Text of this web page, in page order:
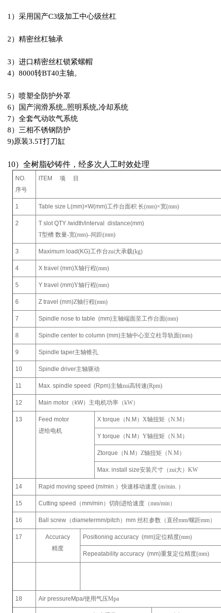
1 ）采用国产C3级加工中心级丝杠
2）精密丝杠轴承
3）进口精密丝杠锁紧螺帽
4）8000转BT40主轴。
5）喷塑全防护外罩
6）国产润滑系统,,照明系统,冷却系统
7）全套气动吹气系统
8）三相不锈钢防护
9)原装3.5T打刀缸
10）全树脂砂铸件，经多次人工时效处理
NO.
序号
ITEM 项 目
1 Table size L(mm)×W(mm)工作台面积 长(mm)×宽(mm)
2
T slot QTY /width/interval distance(mm)
T型槽 数量-宽(mm)–间距(mm)
3 Maximum load(KG)工作台zui大承载(kg)
4 X travel (mm)X轴行程(mm)
5 Y travel (mm)Y轴行程(mm)
6 Z travel (mm)Z轴行程(mm)
7 Spindle nose to table (mm)主轴端面至工作台面(mm)
8 Spindle center to column (mm)主轴中心至立柱导轨面(mm)
9 Spindle taper主轴锥孔
10 Spindle driver主轴驱动
11 Max. spindle speed (Rpm)主轴zui高转速(Rpm)
12 Main motor（ kW）主电机功率（kW）
13
Feed motor
进给电机
X torque （ N.M ）X轴扭矩（N.M）
Y torque （ N.M ）Y轴扭矩（N.M）
Ztorque （ N.M ）Z轴扭矩（N.M）
Max. install size安装尺寸（zui大）KW
14 Rapid moving speed (m/min.）快速移动速度 (m/min. ）
15 Cutting speed （mm/min ）切削进给速度（mm/min）
16 Ball screw（diametermm/pitch ） mm 丝杠参数（直径mm/螺距mm）
17
Accuracy
精度
Positioning accuracy (mm)定位精度(mm)
Repeatability accuracy (mm)重复定位精度(mm)
18 Air pressureMpa/使用气压Mpa